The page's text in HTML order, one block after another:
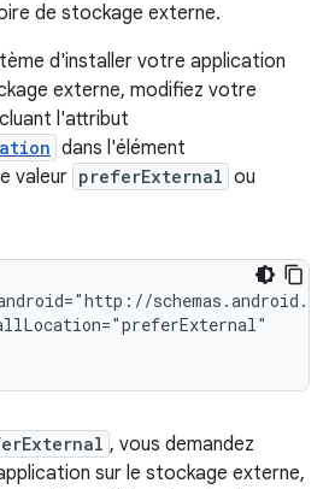
de stockage externe.
d'installer votre application
externe, modifiez votre
l'attribut
dans l'élément
valeur preferExternal ou
, vous demandez
sur le stockage externe,